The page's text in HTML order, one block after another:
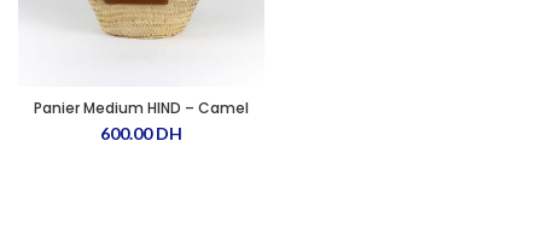
Panier Medium HIND – Camel
600.00DH